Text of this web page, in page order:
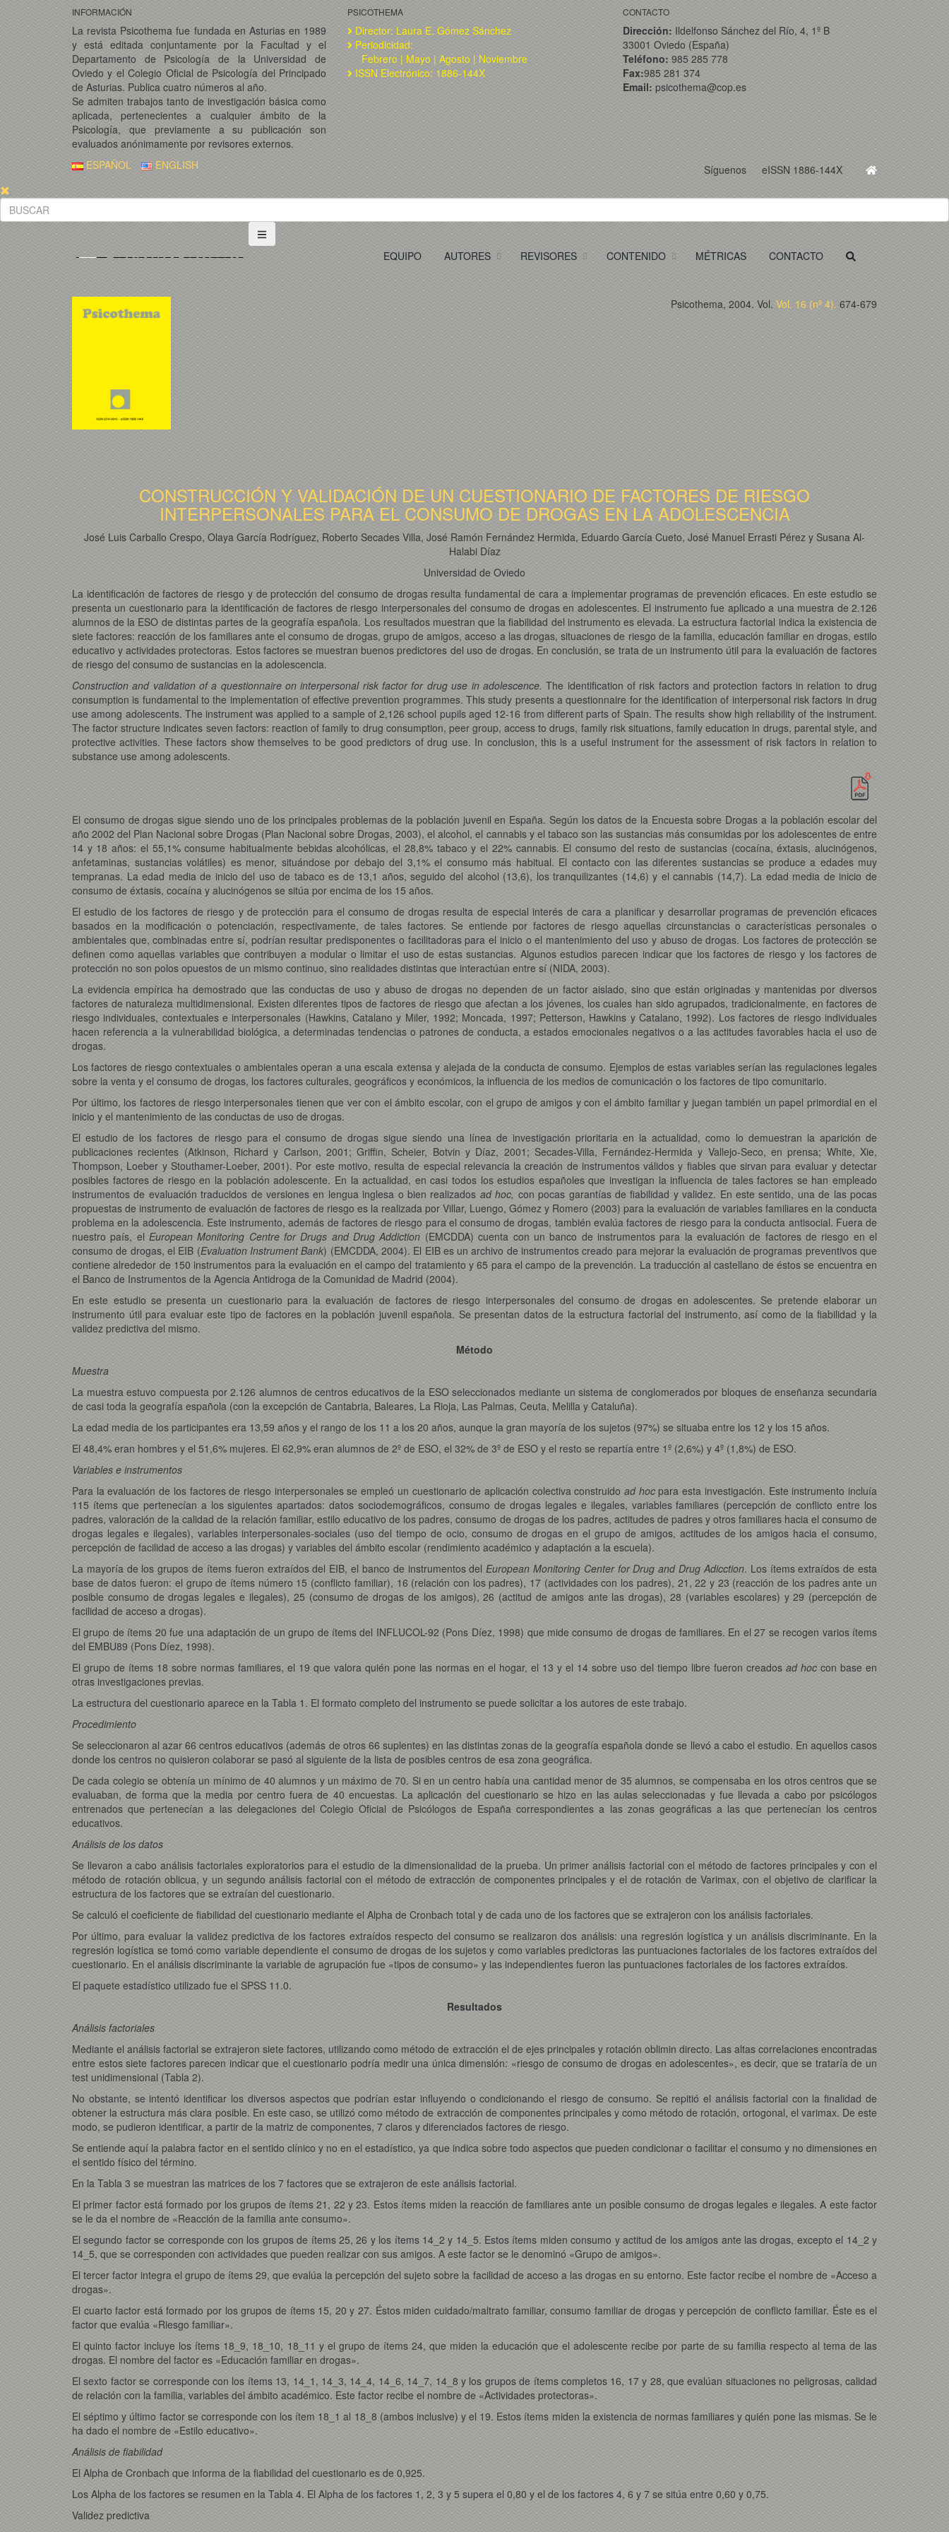
INFORMACIÓN
La revista Psicothema fue fundada en Asturias en 1989
y está editada conjuntamente por la Facultad y el
Departamento de Psicología de la Universidad de
Oviedo y el Colegio Oficial de Psicología del Principado
de Asturias. Publica cuatro números al año.
Se admiten trabajos tanto de investigación básica como
aplicada, pertenecientes a cualquier ámbito de la
Psicología, que previamente a su publicación son
evaluados anónimamente por revisores externos.
PSICOTHEMA
Director: Laura E. Gómez Sánchez
Periodicidad:
Febrero | Mayo | Agosto | Noviembre
ISSN Electrónico: 1886-144X
CONTACTO
Dirección: Ildelfonso Sánchez del Río, 4, 1º B
33001 Oviedo (España)
Teléfono: 985 285 778
Fax:985 281 374
Email: psicothema@cop.es
Síguenos eISSN 1886-144X
ESPAÑOL ENGLISH
EQUIPO AUTORES REVISORES CONTENIDO MÉTRICAS CONTACTO
Psicothema, 2004. Vol. Vol. 16 (nº 4). 674-679
CONSTRUCCIÓN Y VALIDACIÓN DE UN CUESTIONARIO DE FACTORES DE RIESGO
INTERPERSONALES PARA EL CONSUMO DE DROGAS EN LA ADOLESCENCIA
José Luis Carballo Crespo, Olaya García Rodríguez, Roberto Secades Villa, José Ramón Fernández Hermida, Eduardo García Cueto, José Manuel Errasti Pérez y Susana Al-
Halabi Díaz
Universidad de Oviedo
La identificación de factores de riesgo y de protección del consumo de drogas resulta fundamental de cara a implementar programas de prevención eficaces. En este estudio se
presenta un cuestionario para la identificación de factores de riesgo interpersonales del consumo de drogas en adolescentes. El instrumento fue aplicado a una muestra de 2.126
alumnos de la ESO de distintas partes de la geografía española. Los resultados muestran que la fiabilidad del instrumento es elevada. La estructura factorial indica la existencia de
siete factores: reacción de los familiares ante el consumo de drogas, grupo de amigos, acceso a las drogas, situaciones de riesgo de la familia, educación familiar en drogas, estilo
educativo y actividades protectoras. Estos factores se muestran buenos predictores del uso de drogas. En conclusión, se trata de un instrumento útil para la evaluación de factores
de riesgo del consumo de sustancias en la adolescencia.
Construction and validation of a questionnaire on interpersonal risk factor for drug use in adolescence.The identification of risk factors and protection factors in relation to drug
consumption is fundamental to the implementation of effective prevention programmes. This study presents a questionnaire for the identification of interpersonal risk factors in drug
use among adolescents. The instrument was applied to a sample of 2,126 school pupils aged 12-16 from different parts of Spain. The results show high reliability of the instrument.
The factor structure indicates seven factors: reaction of family to drug consumption, peer group, access to drugs, family risk situations, family education in drugs, parental style, and
protective activities. These factors show themselves to be good predictors of drug use. In conclusion, this is a useful instrument for the assessment of risk factors in relation to
substance use among adolescents.
El consumo de drogas sigue siendo uno de los principales problemas de la población juvenil en España. Según los datos de la Encuesta sobre Drogas a la población escolar del
año 2002 del Plan Nacional sobre Drogas (Plan Nacional sobre Drogas, 2003), el alcohol, el cannabis y el tabaco son las sustancias más consumidas por los adolescentes de entre
14 y 18 años: el 55,1% consume habitualmente bebidas alcohólicas, el 28,8% tabaco y el 22% cannabis. El consumo del resto de sustancias (cocaína, éxtasis, alucinógenos,
anfetaminas, sustancias volátiles) es menor, situándose por debajo del 3,1% el consumo más habitual. El contacto con las diferentes sustancias se produce a edades muy
tempranas. La edad media de inicio del uso de tabaco es de 13,1 años, seguido del alcohol (13,6), los tranquilizantes (14,6) y el cannabis (14,7). La edad media de inicio de
consumo de éxtasis, cocaína y alucinógenos se sitúa por encima de los 15 años.
El estudio de los factores de riesgo y de protección para el consumo de drogas resulta de especial interés de cara a planificar y desarrollar programas de prevención eficaces
basados en la modificación o potenciación, respectivamente, de tales factores. Se entiende por factores de riesgo aquellas circunstancias o características personales o
ambientales que, combinadas entre sí, podrían resultar predisponentes o facilitadoras para el inicio o el mantenimiento del uso y abuso de drogas. Los factores de protección se
definen como aquellas variables que contribuyen a modular o limitar el uso de estas sustancias. Algunos estudios parecen indicar que los factores de riesgo y los factores de
protección no son polos opuestos de un mismo continuo, sino realidades distintas que interactúan entre sí (NIDA, 2003).
La evidencia empírica ha demostrado que las conductas de uso y abuso de drogas no dependen de un factor aislado, sino que están originadas y mantenidas por diversos
factores de naturaleza multidimensional. Existen diferentes tipos de factores de riesgo que afectan a los jóvenes, los cuales han sido agrupados, tradicionalmente, en factores de
riesgo individuales, contextuales e interpersonales (Hawkins, Catalano y Miler, 1992; Moncada, 1997; Petterson, Hawkins y Catalano, 1992). Los factores de riesgo individuales
hacen referencia a la vulnerabilidad biológica, a determinadas tendencias o patrones de conducta, a estados emocionales negativos o a las actitudes favorables hacia el uso de
drogas.
Los factores de riesgo contextuales o ambientales operan a una escala extensa y alejada de la conducta de consumo. Ejemplos de estas variables serían las regulaciones legales
sobre la venta y el consumo de drogas, los factores culturales, geográficos y económicos, la influencia de los medios de comunicación o los factores de tipo comunitario.
Por último, los factores de riesgo interpersonales tienen que ver con el ámbito escolar, con el grupo de amigos y con el ámbito familiar y juegan también un papel primordial en el
inicio y el mantenimiento de las conductas de uso de drogas.
El estudio de los factores de riesgo para el consumo de drogas sigue siendo una línea de investigación prioritaria en la actualidad, como lo demuestran la aparición de
publicaciones recientes (Atkinson, Richard y Carlson, 2001; Griffin, Scheier, Botvin y Díaz, 2001; Secades-Villa, Fernández-Hermida y Vallejo-Seco, en prensa; White, Xie,
Thompson, Loeber y Stouthamer-Loeber, 2001). Por este motivo, resulta de especial relevancia la creación de instrumentos válidos y fiables que sirvan para evaluar y detectar
posibles factores de riesgo en la población adolescente. En la actualidad, en casi todos los estudios españoles que investigan la influencia de tales factores se han empleado
instrumentos de evaluación traducidos de versiones en lengua inglesa o bien realizados ad hoc, con pocas garantías de fiabilidad y validez. En este sentido, una de las pocas
propuestas de instrumento de evaluación de factores de riesgo es la realizada por Villar, Luengo, Gómez y Romero (2003) para la evaluación de variables familiares en la conducta
problema en la adolescencia. Este instrumento, además de factores de riesgo para el consumo de drogas, también evalúa factores de riesgo para la conducta antisocial. Fuera de
nuestro país, el European Monitoring Centre for Drugs and Drug Addiction (EMCDDA) cuenta con un banco de instrumentos para la evaluación de factores de riesgo en el
consumo de drogas, el EIB (Evaluation Instrument Bank) (EMCDDA, 2004). El EIB es un archivo de instrumentos creado para mejorar la evaluación de programas preventivos que
contiene alrededor de 150 instrumentos para la evaluación en el campo del tratamiento y 65 para el campo de la prevención. La traducción al castellano de éstos se encuentra en
el Banco de Instrumentos de la Agencia Antidroga de la Comunidad de Madrid (2004).
En este estudio se presenta un cuestionario para la evaluación de factores de riesgo interpersonales del consumo de drogas en adolescentes. Se pretende elaborar un
instrumento útil para evaluar este tipo de factores en la población juvenil española. Se presentan datos de la estructura factorial del instrumento, así como de la fiabilidad y la
validez predictiva del mismo.
Método
Muestra
La muestra estuvo compuesta por 2.126 alumnos de centros educativos de la ESO seleccionados mediante un sistema de conglomerados por bloques de enseñanza secundaria
de casi toda la geografía española (con la excepción de Cantabria, Baleares, La Rioja, Las Palmas, Ceuta, Melilla y Cataluña).
La edad media de los participantes era 13,59 años y el rango de los 11 a los 20 años, aunque la gran mayoría de los sujetos (97%) se situaba entre los 12 y los 15 años.
El 48,4% eran hombres y el 51,6% mujeres. El 62,9% eran alumnos de 2º de ESO, el 32% de 3º de ESO y el resto se repartía entre 1º (2,6%) y 4º (1,8%) de ESO.
Variables e instrumentos
Para la evaluación de los factores de riesgo interpersonales se empleó un cuestionario de aplicación colectiva construidoad hocpara esta investigación. Este instrumento incluía
115 ítems que pertenecían a los siguientes apartados: datos sociodemográficos, consumo de drogas legales e ilegales, variables familiares (percepción de conflicto entre los
padres, valoración de la calidad de la relación familiar, estilo educativo de los padres, consumo de drogas de los padres, actitudes de padres y otros familiares hacia el consumo de
drogas legales e ilegales), variables interpersonales-sociales (uso del tiempo de ocio, consumo de drogas en el grupo de amigos, actitudes de los amigos hacia el consumo,
percepción de facilidad de acceso a las drogas) y variables del ámbito escolar (rendimiento académico y adaptación a la escuela).
La mayoría de los grupos de ítems fueron extraídos del EIB, el banco de instrumentos del European Monitoring Center for Drug and Drug Adicction. Los ítems extraídos de esta
base de datos fueron: el grupo de ítems número 15 (conflicto familiar), 16 (relación con los padres), 17 (actividades con los padres), 21, 22 y 23 (reacción de los padres ante un
posible consumo de drogas legales e ilegales), 25 (consumo de drogas de los amigos), 26 (actitud de amigos ante las drogas), 28 (variables escolares) y 29 (percepción de
facilidad de acceso a drogas).
El grupo de ítems 20 fue una adaptación de un grupo de ítems del INFLUCOL-92 (Pons Díez, 1998) que mide consumo de drogas de familiares. En el 27 se recogen varios ítems
del EMBU89 (Pons Díez, 1998).
El grupo de ítems 18 sobre normas familiares, el 19 que valora quién pone las normas en el hogar, el 13 y el 14 sobre uso del tiempo libre fueron creados ad hoc con base en
otras investigaciones previas.
La estructura del cuestionario aparece en la Tabla 1. El formato completo del instrumento se puede solicitar a los autores de este trabajo.
Procedimiento
Se seleccionaron al azar 66 centros educativos (además de otros 66 suplentes) en las distintas zonas de la geografía española donde se llevó a cabo el estudio. En aquellos casos
donde los centros no quisieron colaborar se pasó al siguiente de la lista de posibles centros de esa zona geográfica.
De cada colegio se obtenía un mínimo de 40 alumnos y un máximo de 70. Si en un centro había una cantidad menor de 35 alumnos, se compensaba en los otros centros que se
evaluaban, de forma que la media por centro fuera de 40 encuestas. La aplicación del cuestionario se hizo en las aulas seleccionadas y fue llevada a cabo por psicólogos
entrenados que pertenecían a las delegaciones del Colegio Oficial de Psicólogos de España correspondientes a las zonas geográficas a las que pertenecían los centros
educativos.
Análisis de los datos
Se llevaron a cabo análisis factoriales exploratorios para el estudio de la dimensionalidad de la prueba. Un primer análisis factorial con el método de factores principales y con el
método de rotación oblicua, y un segundo análisis factorial con el método de extracción de componentes principales y el de rotación de Varimax, con el objetivo de clarificar la
estructura de los factores que se extraían del cuestionario.
Se calculó el coeficiente de fiabilidad del cuestionario mediante el Alpha de Cronbach total y de cada uno de los factores que se extrajeron con los análisis factoriales.
Por último, para evaluar la validez predictiva de los factores extraídos respecto del consumo se realizaron dos análisis: una regresión logística y un análisis discriminante. En la
regresión logística se tomó como variable dependiente el consumo de drogas de los sujetos y como variables predictoras las puntuaciones factoriales de los factores extraídos del
cuestionario. En el análisis discriminante la variable de agrupación fue «tipos de consumo» y las independientes fueron las puntuaciones factoriales de los factores extraídos.
El paquete estadístico utilizado fue el SPSS 11.0.
Resultados
Análisis factoriales
Mediante el análisis factorial se extrajeron siete factores, utilizando como método de extracción el de ejes principales y rotación oblimin directo. Las altas correlaciones encontradas
entre estos siete factores parecen indicar que el cuestionario podría medir una única dimensión: «riesgo de consumo de drogas en adolescentes», es decir, que se trataría de un
test unidimensional (Tabla 2).
No obstante, se intentó identificar los diversos aspectos que podrían estar influyendo o condicionando el riesgo de consumo. Se repitió el análisis factorial con la finalidad de
obtener la estructura más clara posible. En este caso, se utilizó como método de extracción de componentes principales y como método de rotación, ortogonal, el varimax. De este
modo, se pudieron identificar, a partir de la matriz de componentes, 7 claros y diferenciados factores de riesgo.
Se entiende aquí la palabra factor en el sentido clínico y no en el estadístico, ya que indica sobre todo aspectos que pueden condicionar o facilitar el consumo y no dimensiones en
el sentido físico del término.
En la Tabla 3 se muestran las matrices de los 7 factores que se extrajeron de este análisis factorial.
El primer factor está formado por los grupos de ítems 21, 22 y 23. Estos ítems miden la reacción de familiares ante un posible consumo de drogas legales e ilegales. A este factor
se le da el nombre de «Reacción de la familia ante consumo».
El segundo factor se corresponde con los grupos de ítems 25, 26 y los ítems 14_2 y 14_5. Estos ítems miden consumo y actitud de los amigos ante las drogas, excepto el 14_2 y
14_5, que se corresponden con actividades que pueden realizar con sus amigos. A este factor se le denominó «Grupo de amigos».
El tercer factor integra el grupo de ítems 29, que evalúa la percepción del sujeto sobre la facilidad de acceso a las drogas en su entorno. Este factor recibe el nombre de «Acceso a
drogas».
El cuarto factor está formado por los grupos de ítems 15, 20 y 27. Éstos miden cuidado/maltrato familiar, consumo familiar de drogas y percepción de conflicto familiar. Éste es el
factor que evalúa «Riesgo familiar».
El quinto factor incluye los ítems 18_9, 18_10, 18_11 y el grupo de ítems 24, que miden la educación que el adolescente recibe por parte de su familia respecto al tema de las
drogas. El nombre del factor es «Educación familiar en drogas».
El sexto factor se corresponde con los ítems 13, 14_1, 14_3, 14_4, 14_6, 14_7, 14_8 y los grupos de ítems completos 16, 17 y 28, que evalúan situaciones no peligrosas, calidad
de relación con la familia, variables del ámbito académico. Este factor recibe el nombre de «Actividades protectoras».
El séptimo y último factor se corresponde con los ítem 18_1 al 18_8 (ambos inclusive) y el 19. Estos ítems miden la existencia de normas familiares y quién pone las mismas. Se le
ha dado el nombre de «Estilo educativo».
Análisis de fiabilidad
El Alpha de Cronbach que informa de la fiabilidad del cuestionario es de 0,925.
Los Alpha de los factores se resumen en la Tabla 4. El Alpha de los factores 1, 2, 3 y 5 supera el 0,80 y el de los factores 4, 6 y 7 se sitúa entre 0,60 y 0,75.
Validez predictiva